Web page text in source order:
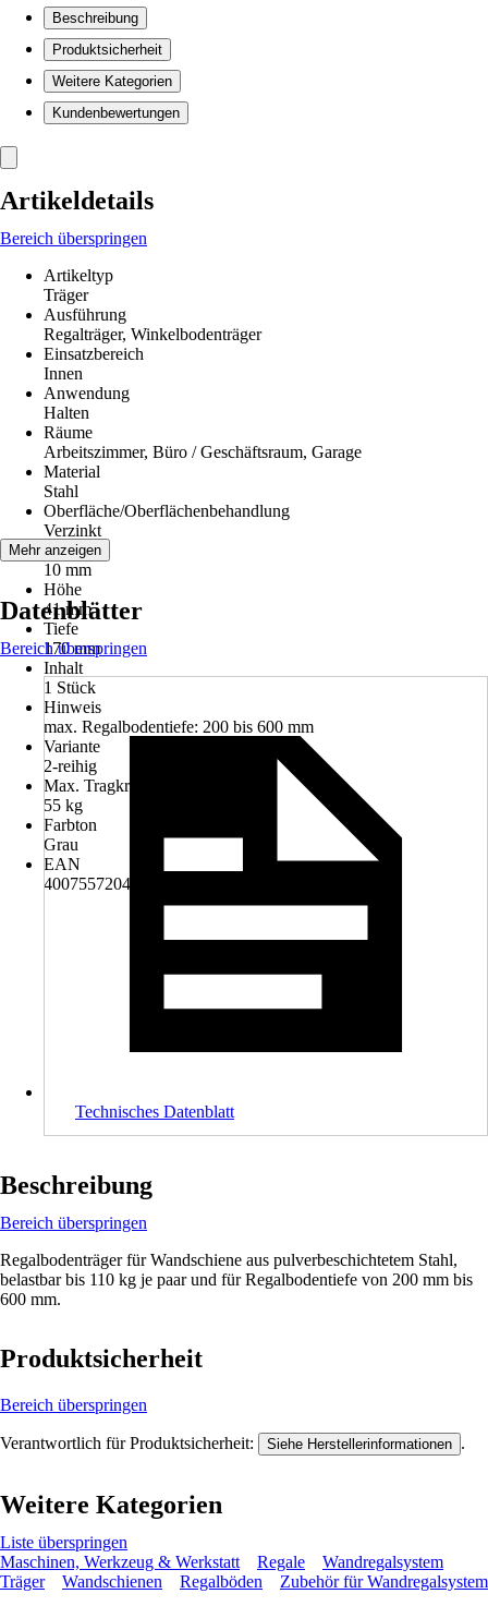
Beschreibung
Produktsicherheit
Weitere Kategorien
Kundenbewertungen
Artikeldetails
Bereich überspringen
Artikeltyp
Träger
Ausführung
Regalträger, Winkelbodenträger
Einsatzbereich
Innen
Anwendung
Halten
Räume
Arbeitszimmer, Büro / Geschäftsraum, Garage
Material
Stahl
Oberfläche/Oberflächenbehandlung
Verzinkt
Breite
10 mm
Höhe
41 mm
Tiefe
170 mm
Inhalt
1 Stück
Hinweis
max. Regalbodentiefe: 200 bis 600 mm
Variante
2-reihig
Max. Tragkraft
55 kg
Farbton
Grau
EAN
4007557204505
Mehr anzeigen
Datenblätter
Bereich überspringen
Technisches Datenblatt
Beschreibung
Bereich überspringen
Regalbodenträger für Wandschiene aus pulverbeschichtetem Stahl,
belastbar bis 110 kg je paar und für Regalbodentiefe von 200 mm bis
600 mm.
Produktsicherheit
Bereich überspringen
Verantwortlich für Produktsicherheit: Siehe Herstellerinformationen .
Weitere Kategorien
Liste überspringen
Maschinen, Werkzeug & Werkstatt
Regale
Wandregalsystem
Träger
Wandschienen Regalböden Zubehör für Wandregalsystem